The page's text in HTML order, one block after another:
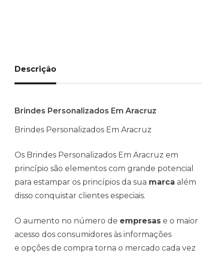
Descrição
Brindes Personalizados Em Aracruz
Brindes Personalizados Em Aracruz
Os Brindes Personalizados Em Aracruz em
princípio são elementos com grande potencial
para estampar os princípios da sua marca além
disso conquistar clientes especiais.
O aumento no número de empresas e o maior
acesso dos consumidores às informações
e opções de compra torna o mercado cada vez